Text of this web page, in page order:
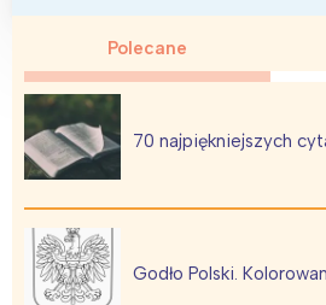
Polecane
70 najpiękniejszych
Godło Polski.